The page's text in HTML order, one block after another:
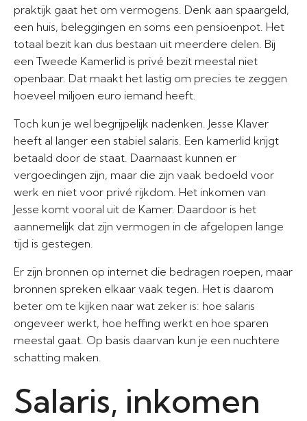
praktijk gaat het om vermogens. Denk aan spaargeld,
een huis, beleggingen en soms een pensioenpot. Het
totaal bezit kan dus bestaan uit meerdere delen. Bij
een Tweede Kamerlid is privé bezit meestal niet
openbaar. Dat maakt het lastig om precies te zeggen
hoeveel miljoen euro iemand heeft.
Toch kun je wel begrijpelijk nadenken. Jesse Klaver
heeft al langer een stabiel salaris. Een kamerlid krijgt
betaald door de staat. Daarnaast kunnen er
vergoedingen zijn, maar die zijn vaak bedoeld voor
werk en niet voor privé rijkdom. Het inkomen van
Jesse komt vooral uit de Kamer. Daardoor is het
aannemelijk dat zijn vermogen in de afgelopen lange
tijd is gestegen.
Er zijn bronnen op internet die bedragen roepen, maar
bronnen spreken elkaar vaak tegen. Het is daarom
beter om te kijken naar wat zeker is: hoe salaris
ongeveer werkt, hoe heffing werkt en hoe sparen
meestal gaat. Op basis daarvan kun je een nuchtere
schatting maken.
Salaris, inkomen